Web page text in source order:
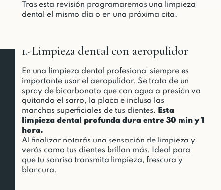
Tras esta revisión programaremos una limpieza
dental el mismo día o en una próxima cita.
1.-Limpieza dental con aeropulidor
En una limpieza dental profesional siempre es
importante usar el aeropulidor. Se trata de un
spray de bicarbonato que con agua a presión va
quitando el sarro, la placa e incluso las
manchas superficiales de tus dientes. Esta
limpieza dental profunda dura entre 30 min y 1
hora.
Al finalizar notarás una sensación de limpieza y
verás como tus dientes brillan más. Ideal para
que tu sonrisa transmita limpieza, frescura y
blancura.